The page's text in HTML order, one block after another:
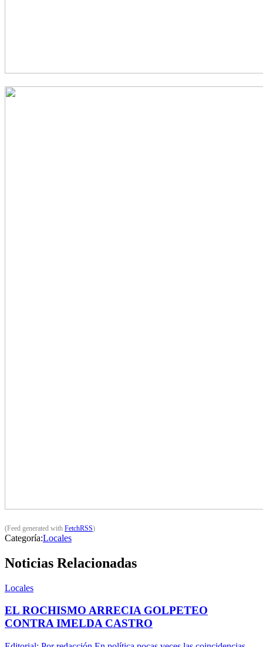
(Feed generated with FetchRSS)
Categoría:Locales
Noticias Relacionadas
Locales
EL ROCHISMO ARRECIA GOLPETEO
CONTRA IMELDA CASTRO